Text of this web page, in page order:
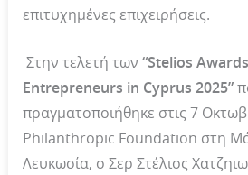
επιτυχημένες επιχειρήσεις.
Στην τελετή των “Stelios
Entrepreneurs in Cyprus 2025”
πραγματοποιήθηκε στις 7
Philanthropic Foundation στη
Λευκωσία, ο Σερ Στέλιος